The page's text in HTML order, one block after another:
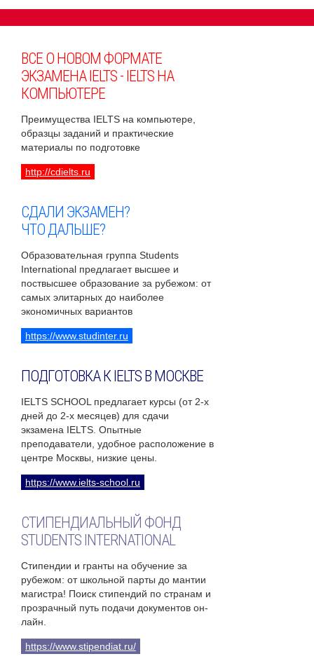
ВСЕ О НОВОМ ФОРМАТЕ
ЭКЗАМЕНА IELTS - IELTS НА
КОМПЬЮТЕРЕ
Преимущества IELTS на компьютере,
образцы заданий и практические
материалы по подготовке
http://cdielts.ru
СДАЛИ ЭКЗАМЕН?
ЧТО ДАЛЬШЕ?
Образовательная группа Students
International предлагает высшее и
поствысшее образование за рубежом: от
самых элитарных до наиболее
экономичных вариантов
https://www.studinter.ru
ПОДГОТОВКА К IELTS В МОСКВЕ
IELTS SCHOOL предлагает курсы (от 2-х
дней до 2-х месяцев) для сдачи
экзамена IELTS. Опытные
преподаватели, удобное расположение в
центре Москвы, низкие цены.
https://www.ielts-school.ru
СТИПЕНДИАЛЬНЫЙ ФОНД
STUDENTS INTERNATIONAL
Стипендии и гранты на обучение за
рубежом: от школьной парты до мантии
магистра! Поиск стипендий по странам и
прозрачный путь подачи документов он-
лайн.
https://www.stipendiat.ru/